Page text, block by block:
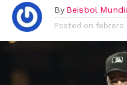
By Beisbol
Posted on febrero